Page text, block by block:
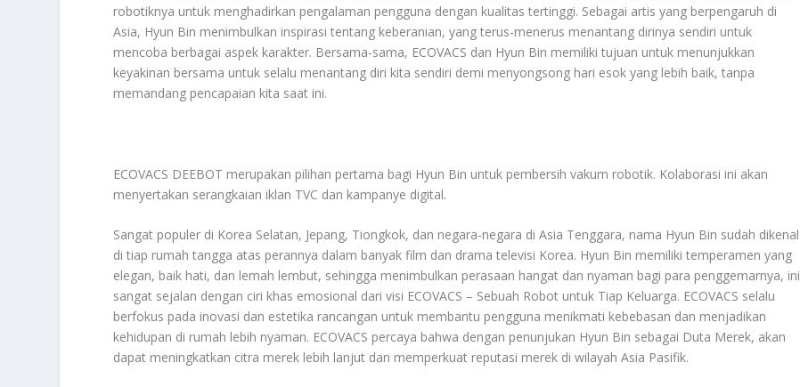
robotiknya untuk menghadirkan pengalaman pengguna dengan kualitas tertinggi. Sebagai artis yang berpengaruh di
Asia, Hyun Bin menimbulkan inspirasi tentang keberanian, yang terus-menerus menantang dirinya sendiri untuk
mencoba berbagai aspek karakter. Bersama-sama, ECOVACS dan Hyun Bin memiliki tujuan untuk menunjukkan
keyakinan bersama untuk selalu menantang diri kita sendiri demi menyongsong hari esok yang lebih baik, tanpa
memandang pencapaian kita saat ini.
ECOVACS DEEBOT merupakan pilihan pertama bagi Hyun Bin untuk pembersih vakum robotik. Kolaborasi ini akan
menyertakan serangkaian iklan TVC dan kampanye digital.
Sangat populer di Korea Selatan, Jepang, Tiongkok, dan negara-negara di Asia Tenggara, nama Hyun Bin sudah dikenal
di tiap rumah tangga atas perannya dalam banyak film dan drama televisi Korea. Hyun Bin memiliki temperamen yang
elegan, baik hati, dan lemah lembut, sehingga menimbulkan perasaan hangat dan nyaman bagi para penggemarnya, ini
sangat sejalan dengan ciri khas emosional dari visi ECOVACS – Sebuah Robot untuk Tiap Keluarga. ECOVACS selalu
berfokus pada inovasi dan estetika rancangan untuk membantu pengguna menikmati kebebasan dan menjadikan
kehidupan di rumah lebih nyaman. ECOVACS percaya bahwa dengan penunjukan Hyun Bin sebagai Duta Merek, akan
dapat meningkatkan citra merek lebih lanjut dan memperkuat reputasi merek di wilayah Asia Pasifik.